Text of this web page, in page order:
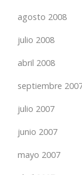
agosto 2008
julio 2008
abril 2008
septiembre
julio 2007
junio 2007
mayo 2007